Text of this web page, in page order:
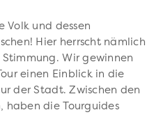
Volk und dessen
Hier herrscht nämlich
Wir gewinnen
einen Einblick in die
der Stadt. Zwischen den
haben die Tourguides